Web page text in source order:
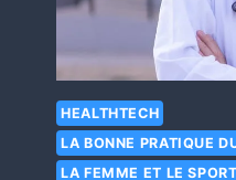
HEALTHTECH
LA BONNE PRATIQUE
LA FEMME ET LE SPORT